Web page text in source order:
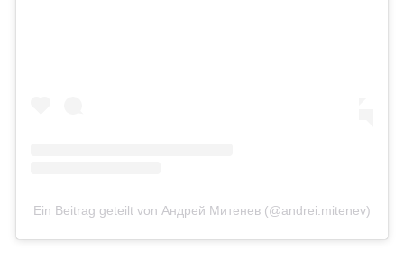
Ein Beitrag geteilt von Андрей Митенев (@andrei.mitenev)